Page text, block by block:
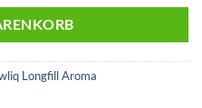
Longfill Aroma